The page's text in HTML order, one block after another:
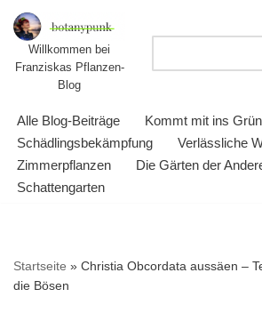
Zum
Inhalt
springen
Willkommen bei
Franziskas Pflanzen-
Blog
Alle Blog-Beiträge
Kommt mit ins
Schädlingsbekämpfung
Verlässliche
Zimmerpflanzen
Die Gärten der
Schattengarten
Startseite » Christia Obcordata aussäen –
die Bösen